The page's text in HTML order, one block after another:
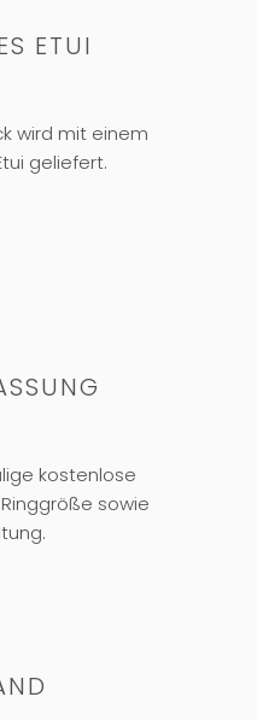
ETUI
wird mit einem
geliefert.
kostenlose
sowie